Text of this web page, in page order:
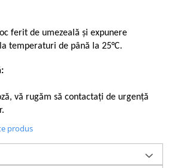
ferit de umezeală și expunere
temperaturi de până la 25°C.
vă rugăm să contactați de urgență
produs